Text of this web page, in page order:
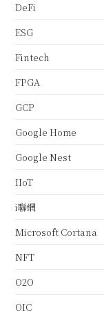
DeFi
ESG
Fintech
FPGA
GCP
Google Home
Google Nest
IIoT
i聯網
Microsoft Cortana
NFT
O2O
OIC